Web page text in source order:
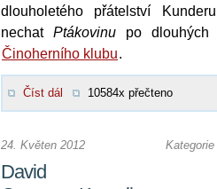
dlouholetého přátelství
nechatPtákovinu po dlouhých
Činoherního klubu.
Číst dál 10584x přečteno
Kategorie
24. Květen 2012
David